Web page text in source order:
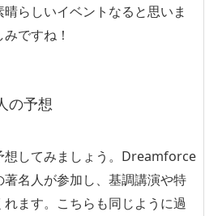
らしいイベントなると思いま
ですね！
の予想
想してみましょう。Dreamforce
名人が参加し、基調講演や特
ます。こちらも同じように過